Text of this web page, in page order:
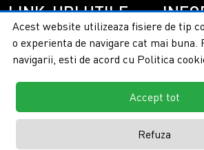
LINK-URI UTILE
Acasa
Despre noi
Formular retur
Detalii
Acest website utilizeaza fisiere de tip
o experienta de navigare cat mai
navigarii, esti de acord cu Politica
Accept tot
Refuza